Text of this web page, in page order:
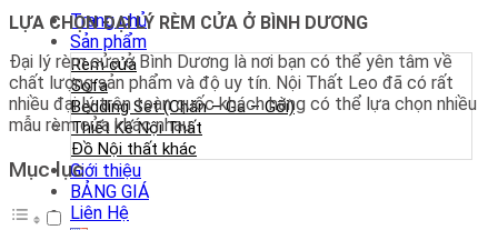
Trang chủ
Sản phẩm
Rèm cửa
Sofa
Bedding Set (Chăn – Ga – Gối)
Thiết Kế Nội Thất
Đồ Nội thất khác
Giới thiệu
BẢNG GIÁ
Liên Hệ
LỰA CHỌN ĐẠI LÝ RÈM CỬA Ở BÌNH DƯƠNG
Đại lý rèm cửa ở Bình Dương là nơi bạn có thể yên tâm về
chất lượng sản phẩm và độ uy tín. Nội Thất Leo đã có rất
nhiều đại lý trên toàn quốc khách hàng có thể lựa chọn nhiều
mẫu rèm cửa khác nhau.
Mục lục